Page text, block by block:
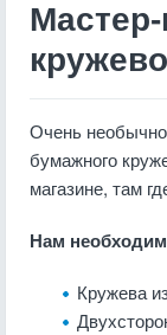
Очень
бумажного
магазине, там
Нам
Кружева